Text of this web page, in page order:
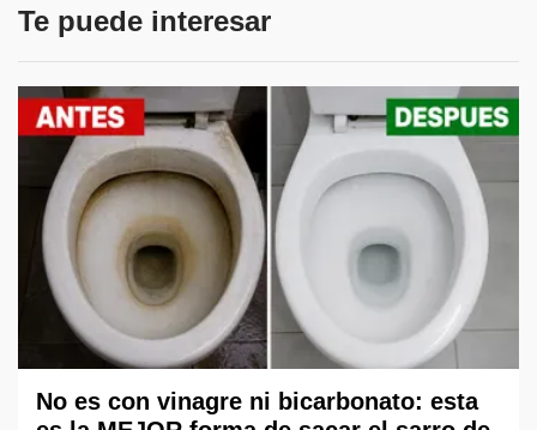
Te puede interesar
No es con vinagre ni bicarbonato: esta